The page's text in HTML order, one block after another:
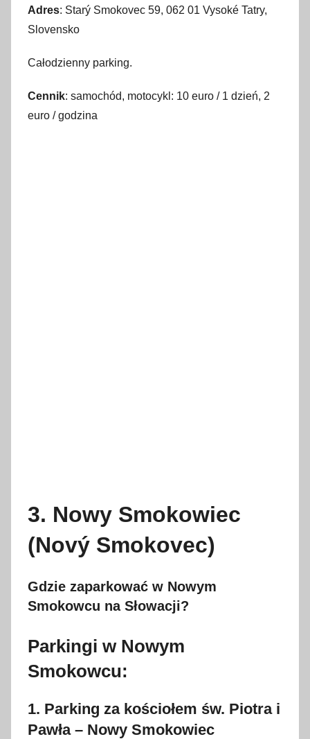
Adres: Starý Smokovec 59, 062 01 Vysoké Tatry,
Slovensko
Całodzienny parking.
Cennik: samochód, motocykl: 10 euro / 1 dzień, 2
euro / godzina
3. Nowy Smokowiec
(Nový Smokovec)
Gdzie zaparkować w Nowym
Smokowcu na Słowacji?
Parkingi w Nowym
Smokowcu:
1. Parking za kościołem św. Piotra i
Pawła – Nowy Smokowiec